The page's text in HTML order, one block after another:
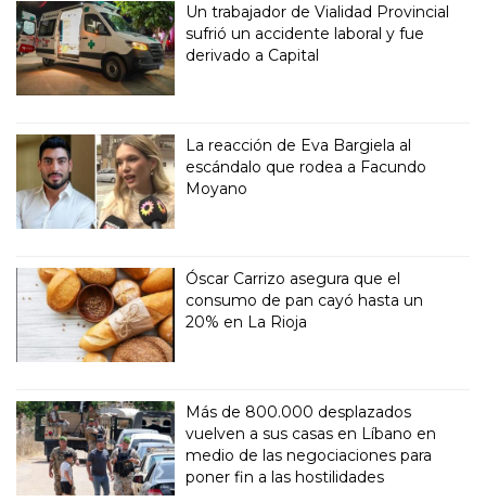
Un trabajador de Vialidad Provincial
sufrió un accidente laboral y fue
derivado a Capital
La reacción de Eva Bargiela al
escándalo que rodea a Facundo
Moyano
Óscar Carrizo asegura que el
consumo de pan cayó hasta un
20% en La Rioja
Más de 800.000 desplazados
vuelven a sus casas en Líbano en
medio de las negociaciones para
poner fin a las hostilidades